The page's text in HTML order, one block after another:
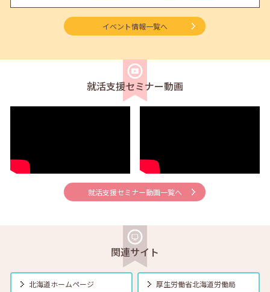
【函館・対面】6月3日（水）就勝塾 就活ストレス解消法 13:30～14:30
【帯広・対面】6月5日（金）就勝塾 求人票の見方 11:00～11:40
セミナー 在職者 学生
【釧路・対面】6月12日（金）就勝塾 自己分析 13:30～14:30
【オンライン】6月12日（金）就活ストレス４つの解消法 14:00～
14:30
2026年06月01日(月) セミナー 在職者 学生 求職者
在職者
【函館・対面】6月17日（水）就勝塾 採用につながる応募書類の書き
方 13:30～14:30
イベント情報一覧へ
就活支援セミナー動画
就活支援セミナー動画一覧へ
関連サイト
北海道ホームページ 厚生労働省北海道労働局